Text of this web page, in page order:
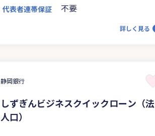
代表者連帯保証 不要
詳しく見る
静岡銀行
しずぎんビジネスクイックローン（法
人口）